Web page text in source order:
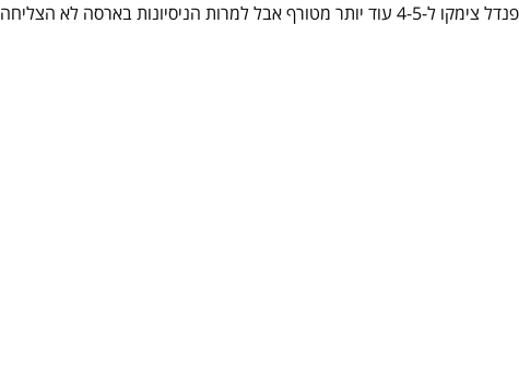
של סוארס בפנדל צימקו ל-4-5 עוד יותר מטורף אבל למרות הניסיונות בארסה לא הצליחה